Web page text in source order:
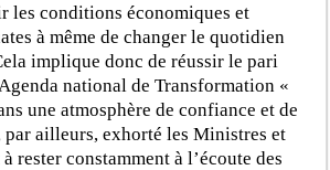
les conditions économiques et
à même de changer le quotidien
implique donc de réussir le pari
national de Transformation «
une atmosphère de confiance et de
par ailleurs, exhorté les Ministres et
rester constamment à l’écoute des